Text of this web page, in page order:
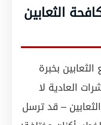
الثعابين
بخبرة
العادية لا
– قد ترسل